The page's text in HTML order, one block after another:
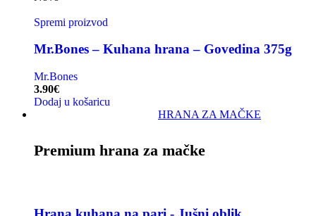
Spremi proizvod
Mr.Bones – Kuhana hrana – Govedina 375g
Mr.Bones
3.90€
Dodaj u košaricu
HRANA ZA MAČKE
Premium hrana za mačke